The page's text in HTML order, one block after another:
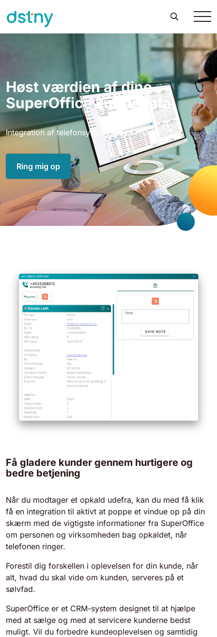
Høst værdien af dine
SuperOffice kundedata
Integration af telefonsystemet med i SuperOffice
Ring mig op
Få gladere kunder gennem hurtigere og
bedre betjening
Når du modtager et opkald udefra, kan du med få klik
få en integration til aktivt at poppe et vindue op på din
skærm med de vigtigste informationer fra SuperOffice
om personen og virksomheden bag opkaldet, når
telefonen ringer.
Forestil dig forskellen i oplevelsen for din kunde, når
alt, hvad du skal vide om kunden, serveres på et
sølvfad.
SuperOffice er et CRM-system designet til at hjælpe
med at sælge og med at servicere kunderne bedst
muligt. Vil du forbedre kundeoplevelsen og samtidig